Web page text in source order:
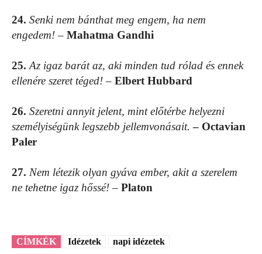
24. Senki nem bánthat meg engem, ha nem
engedem!– Mahatma Gandhi
25. Az igaz barát az, aki minden tud rólad és ennek
ellenére szeret téged!– Elbert Hubbard
26. Szeretni annyit jelent, mint előtérbe helyezni
személyiségünk legszebb jellemvonásait. – Octavian
Paler
27. Nem létezik olyan gyáva ember, akit a szerelem
ne tehetne igaz hőssé!– Platon
CÍMKÉK Idézetek napi idézetek